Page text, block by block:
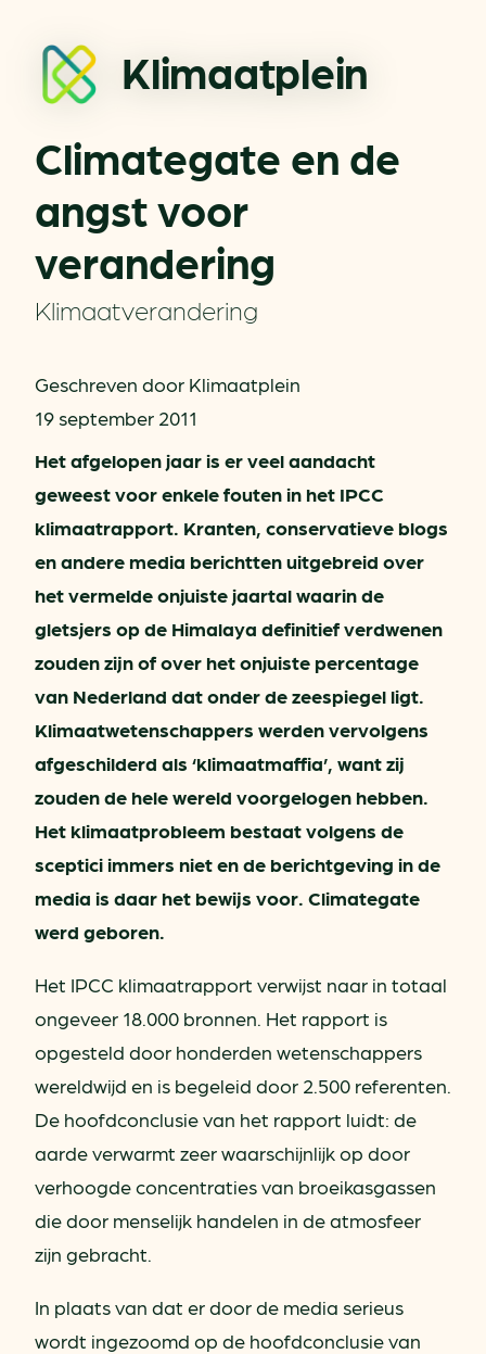
Klimaatplein
Climategate en de
angst voor
verandering
Klimaatverandering
Geschreven door Klimaatplein
19 september 2011
Het afgelopen jaar is er veel aandacht
geweest voor enkele fouten in het IPCC
klimaatrapport. Kranten, conservatieve blogs
en andere media berichtten uitgebreid over
het vermelde onjuiste jaartal waarin de
gletsjers op de Himalaya definitief verdwenen
zouden zijn of over het onjuiste percentage
van Nederland dat onder de zeespiegel ligt.
Klimaatwetenschappers werden vervolgens
afgeschilderd als ‘klimaatmaffia’, want zij
zouden de hele wereld voorgelogen hebben.
Het klimaatprobleem bestaat volgens de
sceptici immers niet en de berichtgeving in de
media is daar het bewijs voor. Climategate
werd geboren.
Het IPCC klimaatrapport verwijst naar in totaal
ongeveer 18.000 bronnen. Het rapport is
opgesteld door honderden wetenschappers
wereldwijd en is begeleid door 2.500 referenten.
De hoofdconclusie van het rapport luidt: de
aarde verwarmt zeer waarschijnlijk op door
verhoogde concentraties van broeikasgassen
die door menselijk handelen in de atmosfeer
zijn gebracht.
In plaats van dat er door de media serieus
wordt ingezoomd op de hoofdconclusie van